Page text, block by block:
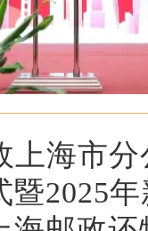
上海市
暨2025